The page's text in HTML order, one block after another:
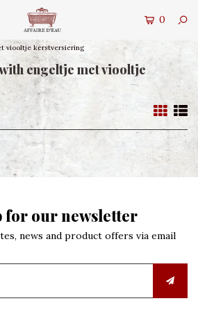
0
viooltje kerstversiering
engeltje met viooltje
for our newsletter
news and product offers via email